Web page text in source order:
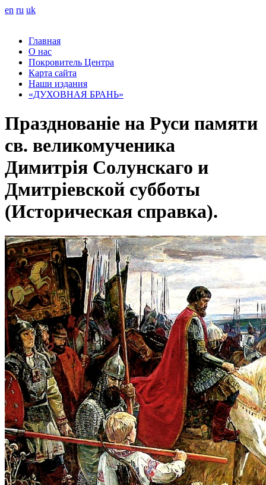
en ru uk
Главная
О нас
Покровитель Центра
Карта сайта
Наши издания
«ДУХОВНАЯ БРАНЬ»
Празднованіе на Руси памяти
св. великомученика
Димитрія Солунскаго и
Дмитріевской субботы
(Историческая справка).